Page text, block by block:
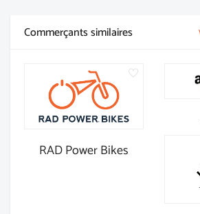
Commerçants similaires
RAD Power Bikes